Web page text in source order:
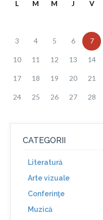
L M M J V
3 4 5 6 7
10 11 12 13 14
17 18 19 20 21
24 25 26 27 28
CATEGORII
Literatură
Arte vizuale
Conferinţe
Muzică